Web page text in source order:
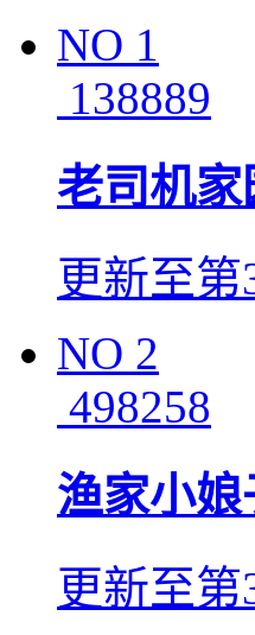
NO 1
138889
老司机家
更新至第
NO 2
498258
渔家小娘
更新至第